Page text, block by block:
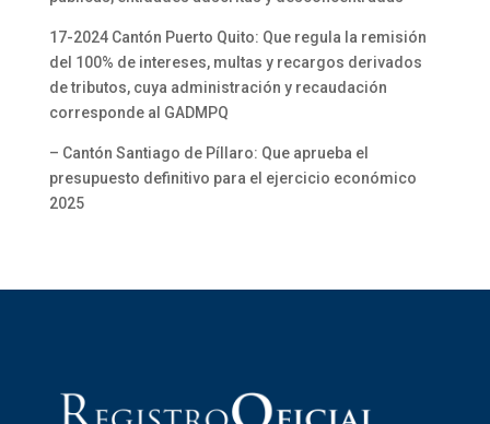
17-2024 Cantón Puerto Quito: Que regula la remisión
del 100% de intereses, multas y recargos derivados
de tributos, cuya administración y recaudación
corresponde al GADMPQ
– Cantón Santiago de Píllaro: Que aprueba el
presupuesto definitivo para el ejercicio económico
2025